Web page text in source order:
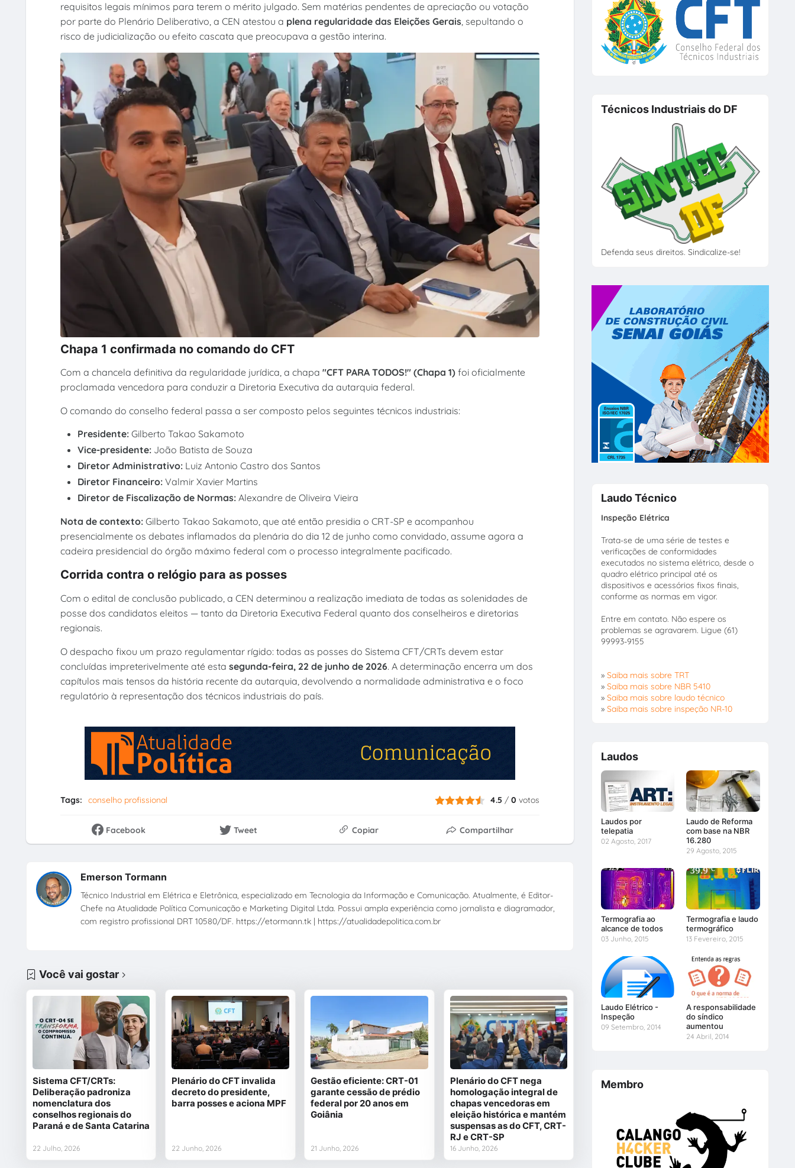
requisitos legais mínimos para terem o mérito julgado. Sem matérias pendentes de apreciação ou votação
por parte do Plenário Deliberativo, a CEN atestou a plena regularidade das Eleições Gerais, sepultando o
risco de judicialização ou efeito cascata que preocupava a gestão interina.
Chapa 1 confirmada no comando do CFT
Com a chancela definitiva da regularidade jurídica, a chapa "CFT PARA TODOS!" (Chapa 1)foi oficialmente
proclamada vencedora para conduzir a Diretoria Executiva da autarquia federal.
O comando do conselho federal passa a ser composto pelos seguintes técnicos industriais:
Presidente: Gilberto Takao Sakamoto
Vice-presidente: João Batista de Souza
Diretor Administrativo: Luiz Antonio Castro dos Santos
Diretor Financeiro: Valmir Xavier Martins
Diretor de Fiscalização de Normas: Alexandre de Oliveira Vieira
Nota de contexto:Gilberto Takao Sakamoto, que até então presidia o CRT-SP e acompanhou
presencialmente os debates inflamados da plenária do dia 12 de junho como convidado, assume agora a
cadeira presidencial do órgão máximo federal com o processo integralmente pacificado.
Corrida contra o relógio para as posses
Com o edital de conclusão publicado, a CEN determinou a realização imediata de todas as solenidades de
posse dos candidatos eleitos — tanto da Diretoria Executiva Federal quanto dos conselheiros e diretorias
regionais.
O despacho fixou um prazo regulamentar rígido: todas as posses do Sistema CFT/CRTs devem estar
concluídas impreterivelmente até esta segunda-feira, 22 de junho de 2026. A determinação encerra um dos
capítulos mais tensos da história recente da autarquia, devolvendo a normalidade administrativa e o foco
regulatório à representação dos técnicos industriais do país.
Tags: conselho profissional 4.5 /0 votos
Facebook Tweet Copiar Compartilhar
Emerson Tormann
Técnico Industrial em Elétrica e Eletrônica, especializado em Tecnologia da Informação e Comunicação. Atualmente, é Editor-
Chefe na Atualidade Política Comunicação e Marketing Digital Ltda. Possui ampla experiência como jornalista e diagramador,
com registro profissional DRT 10580/DF. https://etormann.tk | https://atualidadepolitica.com.br
Você vai gostar
Sistema CFT/CRTs:
Deliberação padroniza
nomenclatura dos
conselhos regionais do
Paraná e de Santa Catarina
22 Julho, 2026
Plenário do CFT invalida
decreto do presidente,
barra posses e aciona MPF
22 Junho, 2026
Gestão eficiente: CRT-01
garante cessão de prédio
federal por 20 anos em
Goiânia
21 Junho, 2026
Plenário do CFT nega
homologação integral de
chapas vencedoras em
eleição histórica e mantém
suspensas as do CFT, CRT-
RJ e CRT-SP
16 Junho, 2026
Técnicos Industriais do DF
Defenda seus direitos. Sindicalize-se!
Laudo Técnico
Inspeção Elétrica
Trata-se de uma série de testes e
verificações de conformidades
executados no sistema elétrico, desde o
quadro elétrico principal até os
dispositivos e acessórios fixos finais,
conforme as normas em vigor.
Entre em contato. Não espere os
problemas se agravarem. Ligue (61)
99993-9155
» Saiba mais sobre TRT
» Saiba mais sobre NBR 5410
» Saiba mais sobre laudo técnico
» Saiba mais sobre inspeção NR-10
Laudos
Laudos por
telepatia
02 Agosto, 2017
Laudo de Reforma
com base na NBR
16.280
29 Agosto, 2015
Termografia ao
alcance de todos
03 Junho, 2015
Termografia e laudo
termográfico
13 Fevereiro, 2015
Laudo Elétrico -
Inspeção
09 Setembro, 2014
A responsabilidade
do síndico
aumentou
24 Abril, 2014
Membro